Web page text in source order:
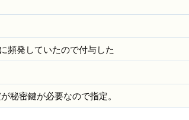
頻発していたので付与した
秘密鍵が必要なので指定。